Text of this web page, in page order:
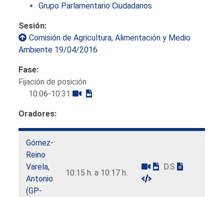
Grupo Parlamentario Ciudadanos
Sesión:
Comisión de Agricultura, Alimentación y Medio
Ambiente 19/04/2016
Fase:
Fijación de posición
10:06-10:31
Oradores:
Gómez-
Reino
Varela,
Antonio
(GP-
10:15 h. a 10:17 h.
D.S